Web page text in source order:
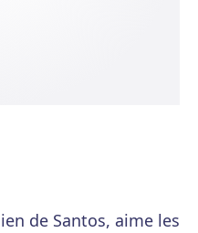
de Santos, aime les